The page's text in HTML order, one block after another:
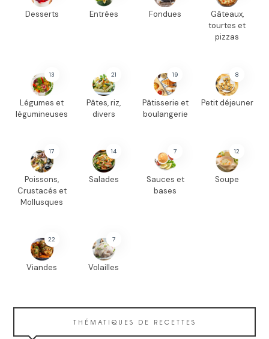
Desserts Entrées Fondues
Gâteaux,
tourtes et
pizzas
13
Légumes et
légumineuses
21
Pâtes, riz,
divers
19
Pâtisserie et
boulangerie
8
Petit déjeuner
17
Poissons,
Crustacés et
Mollusques
14
Salades
7
Sauces et
bases
12
Soupe
22
Viandes
7
Volailles
THÉMATIQUES DE RECETTES